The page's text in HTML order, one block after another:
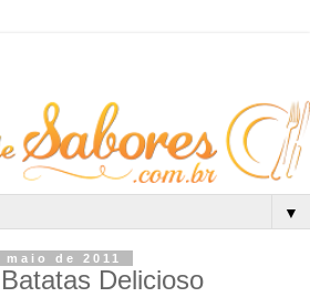
▼
de 2011
Delicioso